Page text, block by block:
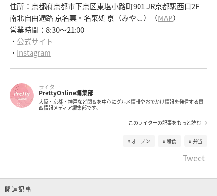
住所：京都府京都市下京区東塩小路町901 JR京都駅西口2F
南北自由通路 京名菓・名菜処 亰（みやこ）（MAP）
営業時間：8:30～21:00
・ 公式サイト
・ Instagram
ライター
PrettyOnline編集部
大阪・京都・神戸など関西を中心にグルメ情報やおでかけ情報を発信する関
西情報メディア編集部です。
このライターの記事をもっと読む
オープン 和食 弁当
Tweet
関連記事